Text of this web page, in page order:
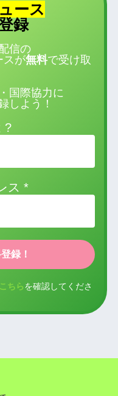
ース
録
信の
スが無料で受け取
国際協力に
しよう！
?
ス *
こちら を確認してくださ